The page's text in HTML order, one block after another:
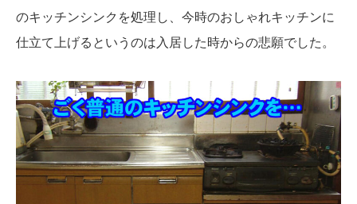
のキッチンシンクを処理し、今時のおしゃれキッチンに
仕立て上げるというのは入居した時からの悲願でした。